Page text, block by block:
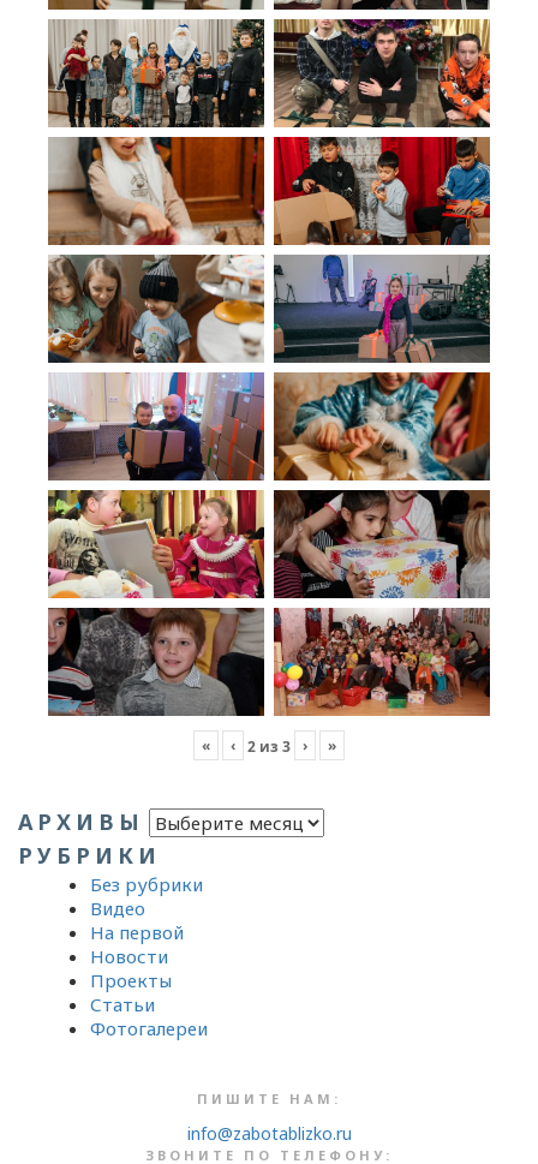
« ‹ 2 из 3 › »
АРХИВЫ Архивы
РУБРИКИ
Без рубрики
Видео
На первой
Новости
Проекты
Статьи
Фотогалереи
ПИШИТЕ НАМ:
info@zabotablizko.ru
ЗВОНИТЕ ПО ТЕЛЕФОНУ: